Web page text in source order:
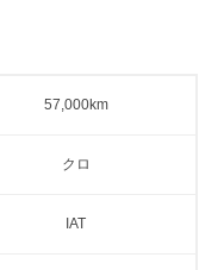
57,000km
クロ
IAT